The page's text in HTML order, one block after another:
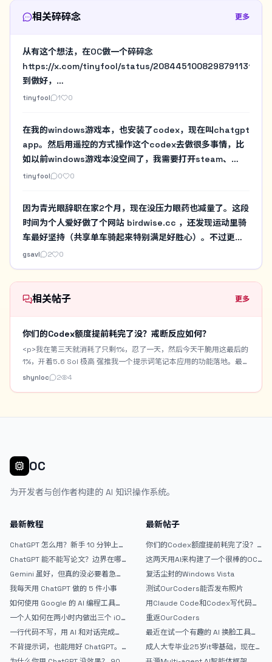
相关碎碎念 更多
从有这个想法，在OC做一个碎碎念
https://x.com/tinyfool/status/2084451008298791131
到做好，
https://x.com/tinyfool/status/2084490288681386154
做出来，上线看看，好用就留下，没价值再说，讨论is
cheap，let's use ai make it to try
tinyfool 1 0
在我的windows游戏本，也安装了codex，现在叫chatgpt
app。然后用遥控的方式操作这个codex去做很多事情，比
如以前windows游戏本没空间了，我需要打开steam、
gog、战网，然后手工看一堆目录的占用。现在直接用
以前要在windows游戏本实验一些必须N卡的AI项目要自己
去安装，现在也都交给Codex来做，我就在我习惯的mac环
境下遥控即可
tinyfool 0 0
因为青光眼辞职在家2个月，现在没压力眼药也减量了。这段
时间为个人爱好做了个网站 birdwise.cc ，还发现运动里骑
车最好坚持（共享单车骑起来特别满足好胜心）。不过更难
的英语口语和开源社区贡献，目前进展很慢
gsavl 2 0
相关帖子 更多
你们的Codex额度提前耗完了没？戒断反应如何？
<p>我在第三天就消耗了只剩1%，忍了一天，然后今天干脆用这最后的
1%，开着5.6 Sol 极高 强推我一个提示词笔记本应用的功能落地。最终
用时3小时，居然还是跑完了。但是现在还是出现一些戒断反应，感觉
色定妆图。之后生图可以直接调用AI模特自动作为垫图。</p> <p>这是
AI模特资产库的界面： <img
da69da9d72a8.webp" alt="1bb0d28b-c7dd-4327-bafa-
搜索： <img src="/upload/thread/202608/3e15b6e7-345f-
48b4-aeff-1bbd89afe9d3.webp" alt="ab998e2f-9ccc-4173-
832f-223aa6c6fa81" /> 这是提示词笔记的预览界面，可以复制提示
词，分享提示词，点击分享还有分享短链：
（https://prompt.jintao.co.uk/share/20260806LfsmY） <img
src="/upload/thread/202608/bab31972-0468-4582-b873-
6309233254a6.webp" alt="20260806-201213" /> 可惜现在没额
度了，我又不想换模型折腾。现在还有些界面细节和小功能需要落地完
善，可能还要虫子要抓。弄好了，打算放GitHub开源。</p> <p>有朋
友想试试的么？</p>
shynloc 2 4
OC
为开发者与创作者构建的 AI 知识操作系统。
最新教程
ChatGPT 怎么用？新手 10 分钟上手
ChatGPT 能不能写论文？边界在哪
Gemini 虽好，但真的没必要着急放
弃 ChatGPT
我每天用 ChatGPT 做的 5 件小事
如何使用 Google 的 AI 编程工具
AntiGravity：独立开发者的新时代
武器
一个人如何在两小时内做出三个 iOS
APP？｜AntiGravity + Gemini 3 实
战完整记录
一行代码不写，用 AI 和对话完成一
个完整网站：《图书天堂》实战记录
不背提示词，也能用好 ChatGPT。
一个万能提问模板
最新帖子
你们的Codex额度提前耗完了没？
戒断反应如何？
这两天用AI来构建了一个很棒的OC
论坛精华区
复活尘封的Windows Vista
测试OurCoders能否发布照片
用Claude Code和Codex写代码真
的爽，但是App怎么挣钱还是很难啊
重返OurCoders
最近在试一个有趣的 AI 换脸工具，
效果挺不错
成人大专毕业25岁it零基础，现在想
考软件设计师，有什么好的建议吗，